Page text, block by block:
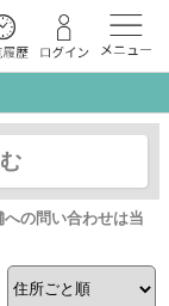
の問い合わせは当